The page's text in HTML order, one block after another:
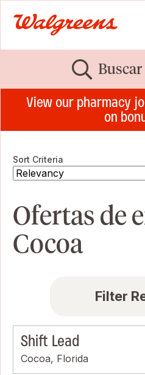
View our pharmacy
on
Sort Criteria
Ofertas de
Cocoa
Filter
Shift Lead
Cocoa, Florida